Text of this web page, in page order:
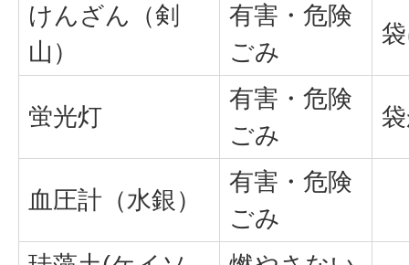
けんざん（剣
山）
有害・危険
ごみ
蛍光灯
有害・危険
ごみ
血圧計（水銀）
有害・危険
ごみ